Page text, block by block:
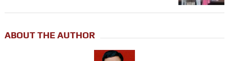
ABOUT THE AUTHOR